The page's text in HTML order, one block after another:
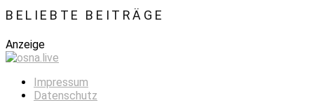
BELIEBTE BEITRÄGE
Anzeige
Impressum
Datenschutz